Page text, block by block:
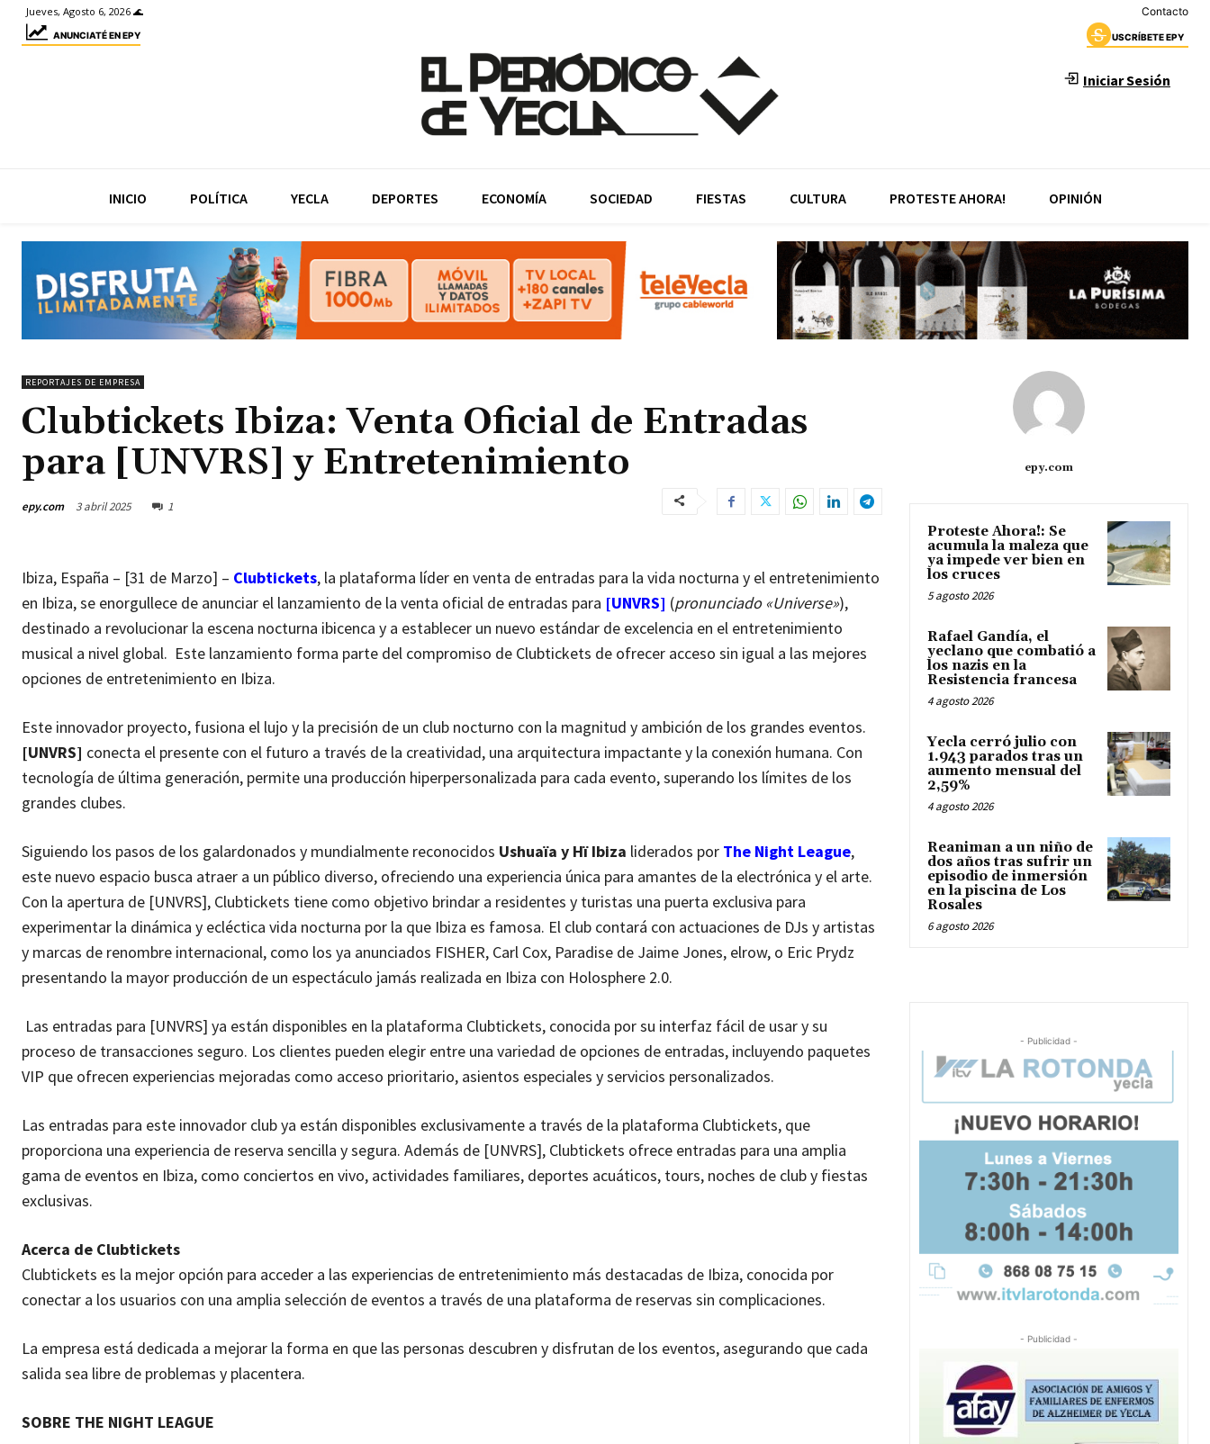
Jueves, Agosto 6, 2026 🌊 Contacto
ANUNCIATÉ EN EPY USCRÍBETE EPY
Iniciar Sesión
INICIO POLÍTICA YECLA DEPORTES ECONOMÍA SOCIEDAD FIESTAS CULTURA PROTESTE AHORA! OPINIÓN
REPORTAJES DE EMPRESA
Clubtickets Ibiza: Venta Oficial de Entradas
para [UNVRS] y Entretenimiento
epy.com 3 abril 2025 1
Ibiza, España – [31 de Marzo] – Clubtickets, la plataforma líder en venta de entradas para la vida nocturna y el entretenimiento
en Ibiza, se enorgullece de anunciar el lanzamiento de la venta oficial de entradas para [UNVRS] (pronunciado «Universe»),
destinado a revolucionar la escena nocturna ibicenca y a establecer un nuevo estándar de excelencia en el entretenimiento
musical a nivel global. Este lanzamiento forma parte del compromiso de Clubtickets de ofrecer acceso sin igual a las mejores
opciones de entretenimiento en Ibiza.
Este innovador proyecto, fusiona el lujo y la precisión de un club nocturno con la magnitud y ambición de los grandes eventos.
[UNVRS] conecta el presente con el futuro a través de la creatividad, una arquitectura impactante y la conexión humana. Con
tecnología de última generación, permite una producción hiperpersonalizada para cada evento, superando los límites de los
grandes clubes.
Siguiendo los pasos de los galardonados y mundialmente reconocidos Ushuaïa y Hï Ibiza liderados por The Night League,
este nuevo espacio busca atraer a un público diverso, ofreciendo una experiencia única para amantes de la electrónica y el arte.
Con la apertura de [UNVRS], Clubtickets tiene como objetivo brindar a residentes y turistas una puerta exclusiva para
experimentar la dinámica y ecléctica vida nocturna por la que Ibiza es famosa. El club contará con actuaciones de DJs y artistas
y marcas de renombre internacional, como los ya anunciados FISHER, Carl Cox, Paradise de Jaime Jones, elrow, o Eric Prydz
presentando la mayor producción de un espectáculo jamás realizada en Ibiza con Holosphere 2.0.
Las entradas para [UNVRS] ya están disponibles en la plataforma Clubtickets, conocida por su interfaz fácil de usar y su
proceso de transacciones seguro. Los clientes pueden elegir entre una variedad de opciones de entradas, incluyendo paquetes
VIP que ofrecen experiencias mejoradas como acceso prioritario, asientos especiales y servicios personalizados.
Las entradas para este innovador club ya están disponibles exclusivamente a través de la plataforma Clubtickets, que
proporciona una experiencia de reserva sencilla y segura. Además de [UNVRS], Clubtickets ofrece entradas para una amplia
gama de eventos en Ibiza, como conciertos en vivo, actividades familiares, deportes acuáticos, tours, noches de club y fiestas
exclusivas.
Acerca de Clubtickets
Clubtickets es la mejor opción para acceder a las experiencias de entretenimiento más destacadas de Ibiza, conocida por
conectar a los usuarios con una amplia selección de eventos a través de una plataforma de reservas sin complicaciones.
La empresa está dedicada a mejorar la forma en que las personas descubren y disfrutan de los eventos, asegurando que cada
salida sea libre de problemas y placentera.
SOBRE THE NIGHT LEAGUE
epy.com
Proteste Ahora!: Se
acumula la maleza que
ya impede ver bien en
los cruces
5 agosto 2026
Rafael Gandía, el
yeclano que combatió a
los nazis en la
Resistencia francesa
4 agosto 2026
Yecla cerró julio con
1.943 parados tras un
aumento mensual del
2,59%
4 agosto 2026
Reaniman a un niño de
dos años tras sufrir un
episodio de inmersión
en la piscina de Los
Rosales
6 agosto 2026
- Publicidad -
- Publicidad -